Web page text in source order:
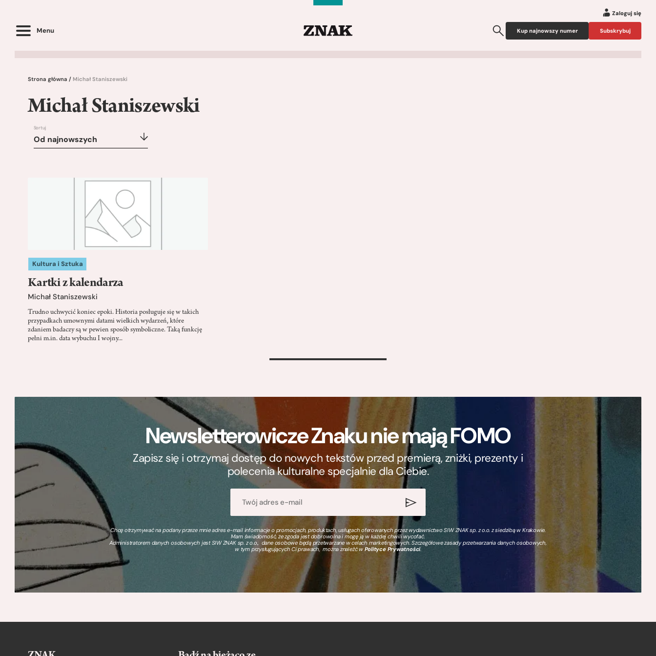
Menu
Zaloguj się
Kup najnowszy numer Subskrybuj
Strona główna / Michał Staniszewski
Michał Staniszewski
Sortuj
Od najnowszych
Kultura i Sztuka
Kartki z kalendarza
Michał Staniszewski
Trudno uchwycić koniec epoki. Historia posługuje się w takich
przypadkach umownymi datami wielkich wydarzeń, które
zdaniem badaczy są w pewien sposób symboliczne. Taką funkcję
pełni m.in. data wybuchu I wojny...
>
Newsletterowicze Znaku nie mają FOMO
Zapisz się i otrzymaj dostęp do nowych tekstów przed premierą, zniżki, prezenty i
polecenia kulturalne specjalnie dla Ciebie.
Chcę otrzymywać na podany przeze mnie adres e-mail informacje o promocjach, produktach, usługach oferowanych przez wydawnictwo SIW ZNAK sp. z o.o. z siedzibą w Krakowie.
Mam świadomość, że zgoda jest dobrowolna i mogę ją w każdej chwili wycofać.
Administratorem danych osobowych jest SIW ZNAK sp. z o.o., dane osobowe będą przetwarzane w celach marketingowych. Szczegółowe zasady przetwarzania danych osobowych,
w tym przysługujących Ci prawach, można znaleźć wPolityce Prywatności.